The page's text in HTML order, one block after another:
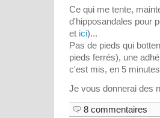
Ce qui me tente,
d'hipposandales pour
et ici)...
Pas de pieds qui
pieds ferrés), une
c'est mis, en 5
Je vous donnerai des
8 commentaires